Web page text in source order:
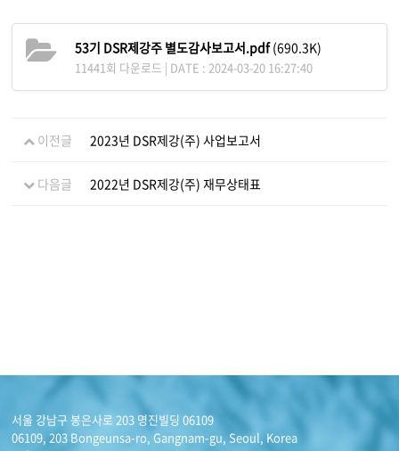
53기 DSR제강주 별도감사보고서.pdf(690.3K)
11441회 다운로드 | DATE : 2024-03-20 16:27:40
이전글 2023년 DSR제강(주) 사업보고서
다음글 2022년 DSR제강(주) 재무상태표
서울 강남구 봉은사로 203 명진빌딩 06109
06109, 203 Bongeunsa-ro, Gangnam-gu, Seoul, Korea